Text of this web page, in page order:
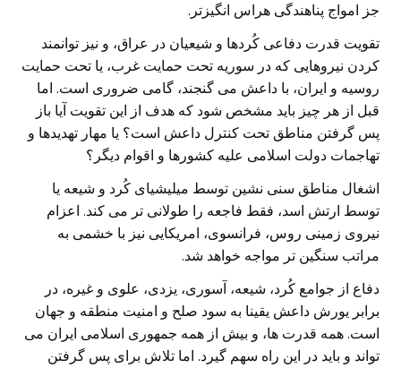
جز امواج پناهندگی هراس انگیزتر.
تقویت قدرت دفاعی کُردها و شیعیان در عراق، و نیز توانمند
کردن نیروهایی که در سوریه تحت حمایت غرب، یا تحت حمایت
روسیه و ایران، با داعش می گنجند، گامی ضروری است. اما
قبل از هر چیز باید مشخص شود که هدف از این تقویت آیا باز
پس گرفتن مناطق تحت کنترل داعش است؟ یا مهار تهدیدها و
تهاجمات دولت اسلامی علیه کشورها و اقوام دیگر؟
اشغال مناطق سنی نشین توسط میلیشیای کُرد و شیعه یا
توسط ارتش اسد، فقط فاجعه را طولانی تر می کند. اعزام
نیروی زمینی روس، فرانسوی، امریکایی نیز با خشمی به
مراتب سنگین تر مواجه خواهد شد.
دفاع از جوامع کُرد، شیعه، آسوری، یزدی، علوی و غیره، در
برابر یورش داعش یقینا به سود صلح و امنیت منطقه و جهان
است. همه قدرت ها، و بیش از همه جمهوری اسلامی ایران می
تواند و باید در این راه سهم گیرد. اما تلاش برای پس گرفتن